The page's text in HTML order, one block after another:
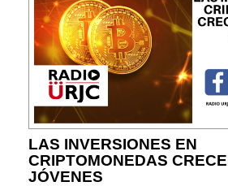
LAS INVERSIONES EN
CRIPTOMONEDAS
JÓVENES